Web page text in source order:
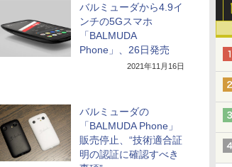
バルミューダから4.9イ
ンチの5Gスマホ
「BALMUDA
Phone」、26日発売
2021年11月16日
バルミューダの
「BALMUDA Phone」
販売停止、“技術適合証
明の認証に確認すべき